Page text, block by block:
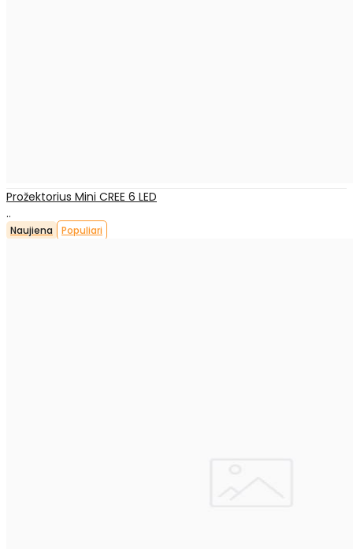
Prožektorius Mini CREE 6 LED
..
Naujiena Populiari